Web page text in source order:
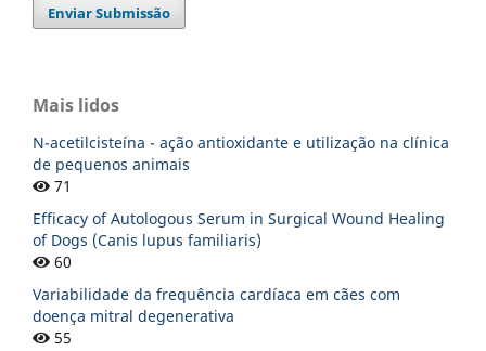
Enviar Submissão
Mais lidos
N-acetilcisteína - ação antioxidante e utilização na clínica
de pequenos animais
71
Efficacy of Autologous Serum in Surgical Wound Healing
of Dogs (Canis lupus familiaris)
60
Variabilidade da frequência cardíaca em cães com
doença mitral degenerativa
55